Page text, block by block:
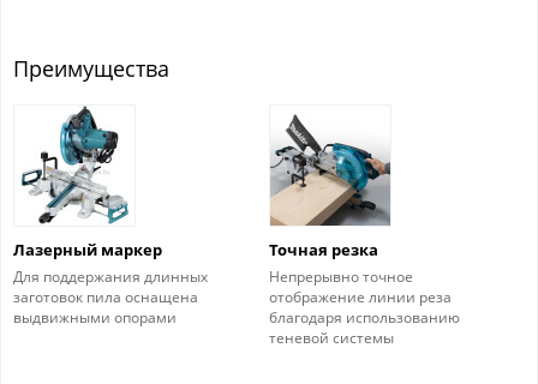
Преимущества
Лазерный маркер
Для поддержания длинных
заготовок пила оснащена
выдвижными опорами
Точная резка
Непрерывно точное
отображение линии реза
благодаря использованию
теневой системы